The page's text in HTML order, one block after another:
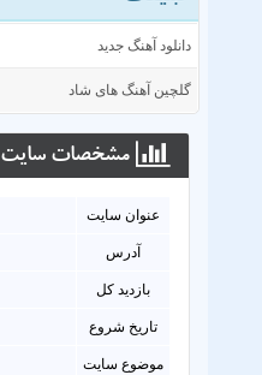
دانلود آهنگ جدید
گلچین آهنگ های شاد
مشخصات سايت
عنوان سايت
آدرس
بازدید کل
تاریخ شروع
موضوع سایت